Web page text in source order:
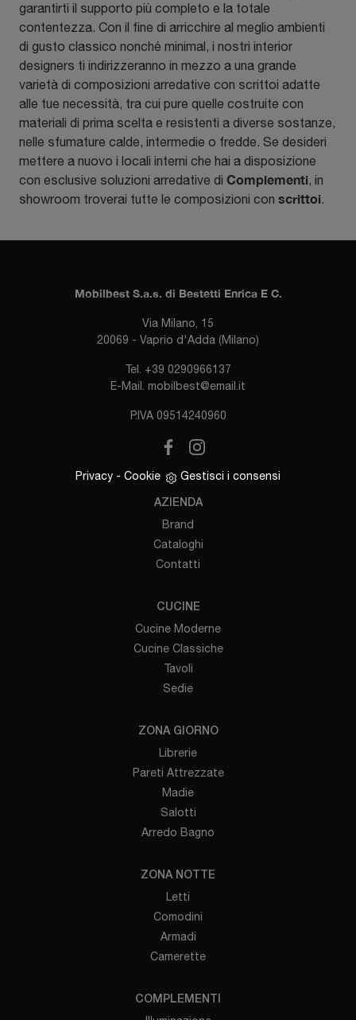
garantirti il supporto più completo e la totale
contentezza. Con il fine di arricchire al meglio ambienti
di gusto classico nonché minimal, i nostri interior
designers ti indirizzeranno in mezzo a una grande
varietà di composizioni arredative con scrittoi adatte
alle tue necessità, tra cui pure quelle costruite con
materiali di prima scelta e resistenti a diverse sostanze,
nelle sfumature calde, intermedie o fredde. Se desideri
mettere a nuovo i locali interni che hai a disposizione
con esclusive soluzioni arredative di Complementi, in
showroom troverai tutte le composizioni con scrittoi.
Mobilbest S.a.s. di Bestetti Enrica E C.
Via Milano, 15
20069 - Vaprio d'Adda (Milano)
Tel. +39 0290966137
E-Mail. mobilbest@email.it
P.IVA 09514240960
Privacy - Cookie Gestisci i consensi
AZIENDA
Brand
Cataloghi
Contatti
CUCINE
Cucine Moderne
Cucine Classiche
Tavoli
Sedie
ZONA GIORNO
Librerie
Pareti Attrezzate
Madie
Salotti
Arredo Bagno
ZONA NOTTE
Letti
Comodini
Armadi
Camerette
COMPLEMENTI